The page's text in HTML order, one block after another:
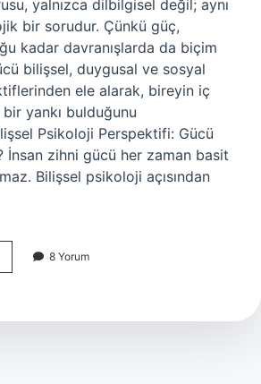
yalnızca dilbilgisel değil; aynı
bir sorudur. Çünkü güç,
kadar davranışlarda da biçim
bilişsel, duygusal ve sosyal
ele alarak, bireyin iç
bir yankı bulduğunu
Psikoloji Perspektifi: Gücü
İnsan zihni gücü her zaman basit
Bilişsel psikoloji açısından
8 Yorum